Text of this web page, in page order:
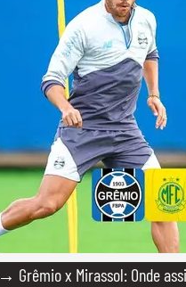
→ Grêmio x Mirassol: Onde